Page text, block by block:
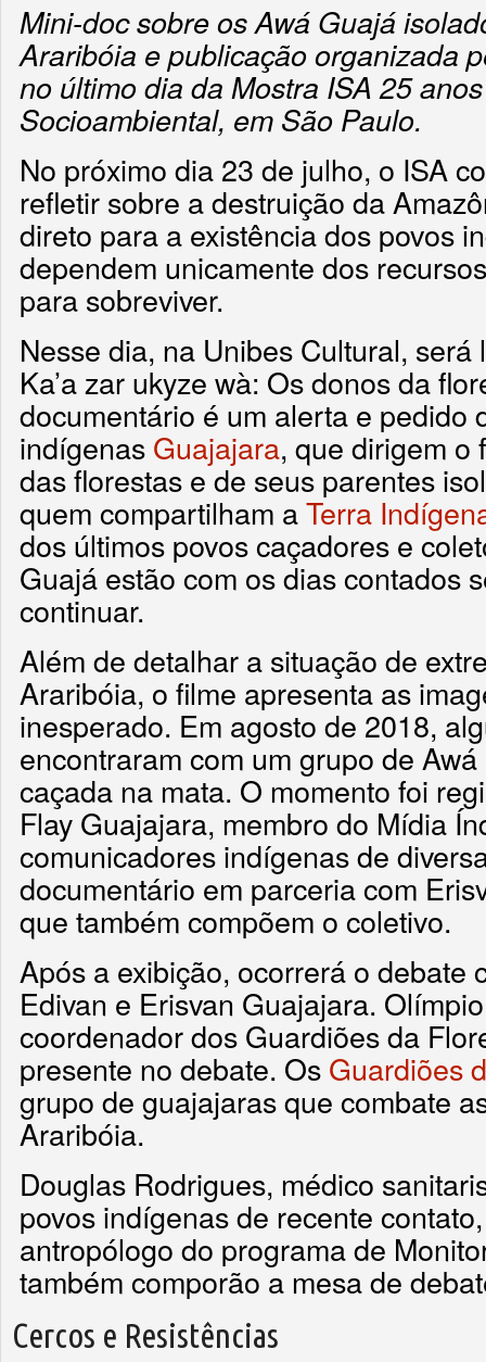
Mini-doc sobre os Awá Guajá
Araribóia e publicação organizada
no último dia da Mostra ISA 25
Socioambiental, em São Paulo.
No próximo dia 23 de julho, o ISA
refletir sobre a destruição da
direto para a existência dos povos
dependem unicamente dos
para sobreviver.
Nesse dia, na Unibes Cultural,
Ka’a zar ukyze wà: Os donos da
documentário é um alerta e pedido
indígenas Guajajara, que dirigem o
das florestas e de seus parentes
quem compartilham aTerra
dos últimos povos caçadores e
Guajá estão com os dias contados
continuar.
Além de detalhar a situação de
Araribóia, o filme apresenta as
inesperado. Em agosto de 2018,
encontraram com um grupo de
caçada na mata. O momento foi
Flay Guajajara, membro do Mídia
comunicadores indígenas de
documentário em parceria com
que também compõem o coletivo.
Após a exibição, ocorrerá o debate
Edivan e Erisvan Guajajara.
coordenador dos Guardiões da
presente no debate. Os Guardiões
grupo de guajajaras que combate
Araribóia.
Douglas Rodrigues, médico
povos indígenas de recente
antropólogo do programa de
também comporão a mesa de
Cercos e Resistências